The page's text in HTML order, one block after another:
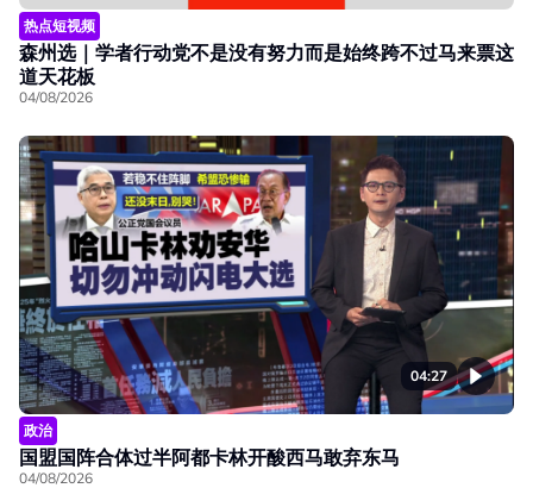
热点短视频
森州选｜学者行动党不是没有努力而是始终跨不过马来票这
道天花板
04/08/2026
04:27
政治
国盟国阵合体过半阿都卡林开酸西马敢弃东马
04/08/2026